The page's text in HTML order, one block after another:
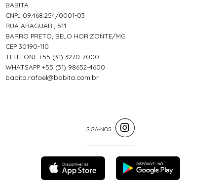
BABITA
CNPJ 09.468.254/0001-03
RUA ARAGUARI, 511
BARRO PRETO, BELO HORIZONTE/MG
CEP 30190-110
TELEFONE +55 (31) 3270-7000
WHATSAPP +55 (31) 98652-4600
babita.rafael@babita.com.br